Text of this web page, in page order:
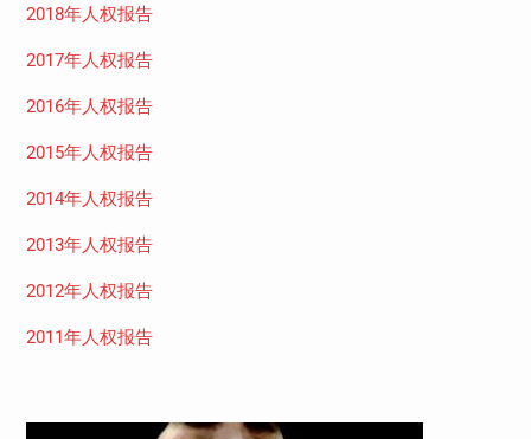
2018年人权报告
2017年人权报告
2016年人权报告
2015年人权报告
2014年人权报告
2013年人权报告
2012年人权报告
2011年人权报告